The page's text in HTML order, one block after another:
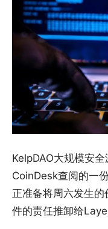
KelpDAO大规模安
CoinDesk查阅的一
正准备将周六发生
件的责任推卸给